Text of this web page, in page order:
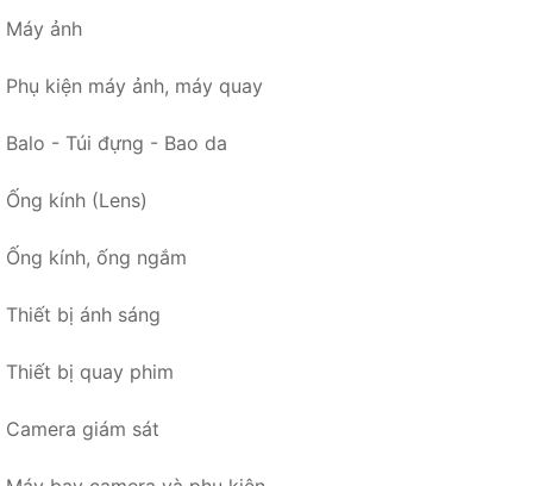
Máy ảnh
Phụ kiện máy ảnh, máy quay
Balo - Túi đựng - Bao da
Ống kính (Lens)
Ống kính, ống ngắm
Thiết bị ánh sáng
Thiết bị quay phim
Camera giám sát